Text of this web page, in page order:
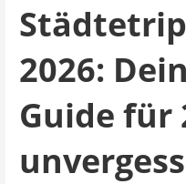
2026:
Guide für